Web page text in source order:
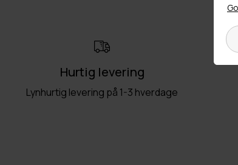
Hurtig levering
Lynhurtig levering på 1-3 hverdage